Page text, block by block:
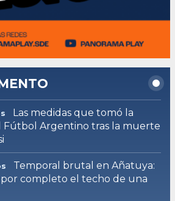
Las medidas que tomó la
Fútbol Argentino tras la muerte
Temporal brutal en Añatuya:
completo el techo de una